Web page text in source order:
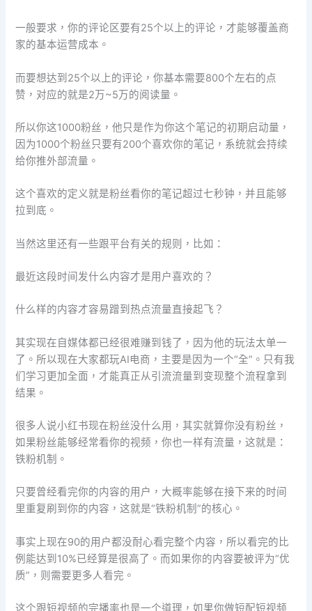
一般要求，你的评论区要有25个以上的评论，才能够覆盖商
家的基本运营成本。
而要想达到25个以上的评论，你基本需要800个左右的点
赞，对应的就是2万~5万的阅读量。
所以你这1000粉丝，他只是作为你这个笔记的初期启动量，
因为1000个粉丝只要有200个喜欢你的笔记，系统就会持续
给你推外部流量。
这个喜欢的定义就是粉丝看你的笔记超过七秒钟，并且能够
拉到底。
当然这里还有一些跟平台有关的规则，比如：
最近这段时间发什么内容才是用户喜欢的？
什么样的内容才容易蹭到热点流量直接起飞？
其实现在自媒体都已经很难赚到钱了，因为他的玩法太单一
了。所以现在大家都玩AI电商，主要是因为一个“全”。只有我
们学习更加全面，才能真正从引流流量到变现整个流程拿到
结果。
很多人说小红书现在粉丝没什么用，其实就算你没有粉丝，
如果粉丝能够经常看你的视频，你也一样有流量，这就是：
铁粉机制。
只要曾经看完你的内容的用户，大概率能够在接下来的时间
里重复刷到你的内容，这就是“铁粉机制”的核心。
事实上现在90的用户都没耐心看完整个内容，所以看完的比
例能达到10%已经算是很高了。而如果你的内容要被评为“优
质”，则需要更多人看完。
这个跟短视频的完播率也是一个道理，如果你做短配短视频